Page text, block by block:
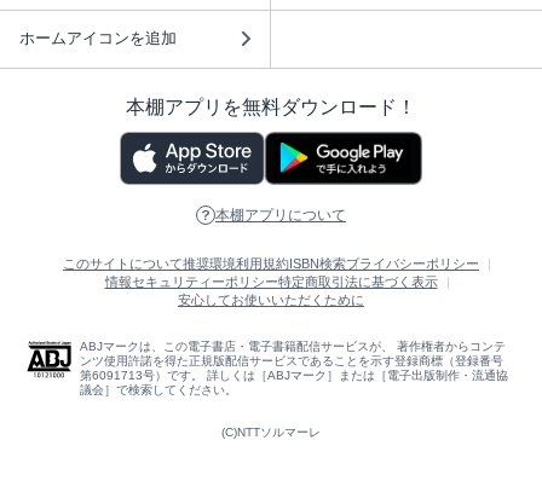
ホームアイコンを追加
本棚アプリを無料ダウンロード！
本棚アプリについて
このサイトについて推奨環境利用規約ISBN検索プライバシーポリシー
情報セキュリティーポリシー特定商取引法に基づく表示
安心してお使いいただくために
ABJマークは、この電子書店・電子書籍配信サービスが、 著作権者からコンテ
ンツ使用許諾を得た正規版配信サービスであることを示す登録商標（登録番号
第6091713号）です。 詳しくは［ABJマーク］または［電子出版制作・流通協
議会］で検索してください。
(C)NTTソルマーレ